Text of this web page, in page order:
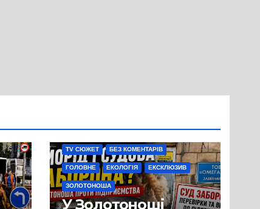
TV СЮЖЕТ БЕЗ КОМЕНТАРІВ
ГОЛОВНЕ ЕКОЛОГІЯ ЕКСКЛЮЗИВ
ЗОЛОТОНОША
У Золотоноші